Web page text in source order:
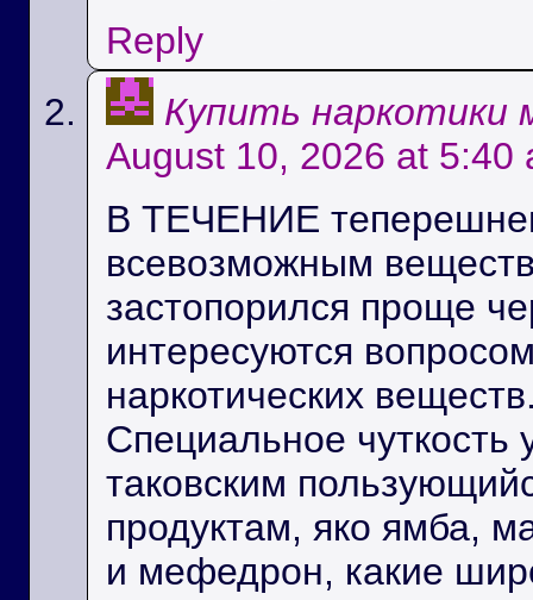
Reply
Купить наркотики
August 10, 2026 at 5:40
В ТЕЧЕНИЕ
всевозможным
застопорился проще
интересуются
наркотических
Специальное чуткость
таковским
продуктам, яко ямба,
и мефедрон, какие